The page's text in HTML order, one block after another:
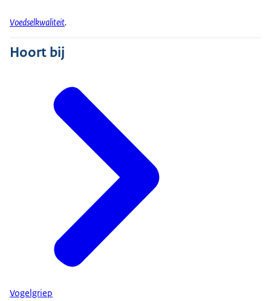
Voedselkwaliteit.
Hoort bij
Vogelgriep